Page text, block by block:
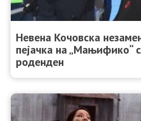
Невена Кочовска
пејачка на „Мањифико“
роденден